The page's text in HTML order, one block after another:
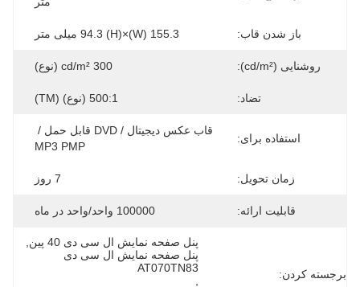
باز شدن قاب: 155.3 (W)×94.3 (H) میلی متر
روشنایی (cd/m²): 300 cd/m² (نوع)
تضاد: 500:1 (نوع) (TM)
استفاده برای:
MP3 PMP
زمان تحویل: 7 روز
قابلیت ارائه: 100000 واحد/واحد در ماه
برجسته کردن:
پنل صفحه نمایش ال سی دی 40 پین
AT070TN83